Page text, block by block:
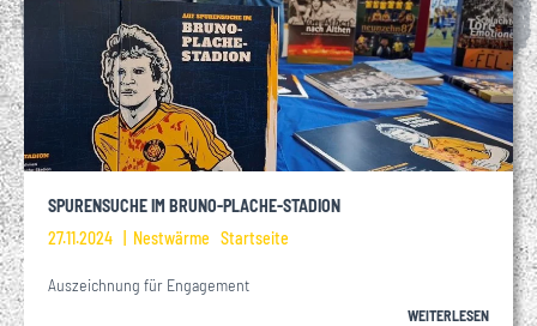
SPURENSUCHE IM BRUNO-PLACHE-STADION
27.11.2024
Nestwärme Startseite
Auszeichnung für Engagement
WEITERLESEN